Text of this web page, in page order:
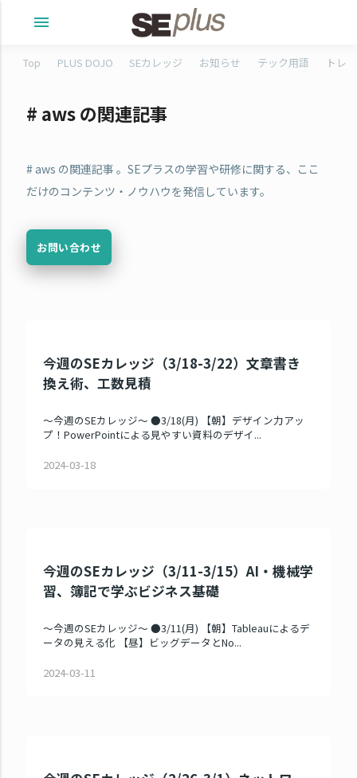
menu
Top PLUS DOJO SEカレッジ お知らせ テック用語 トレ
# aws の関連記事
# aws の関連記事 。SEプラスの学習や研修に関する、ここ
だけのコンテンツ・ノウハウを発信しています。
お問い合わせ
今週のSEカレッジ（3/18-3/22）文章書き
換え術、工数見積
～今週のSEカレッジ～ ●3/18(月) 【朝】デザイン力アッ
プ！PowerPointによる見やすい資料のデザイ...
2024-03-18
今週のSEカレッジ（3/11-3/15）AI・機械学
習、簿記で学ぶビジネス基礎
～今週のSEカレッジ～ ●3/11(月) 【朝】Tableauによるデ
ータの見える化 【昼】ビッグデータとNo...
2024-03-11